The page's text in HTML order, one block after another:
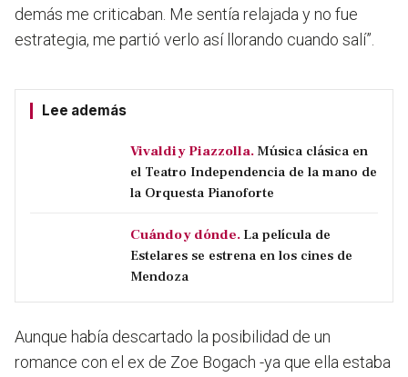
demás me criticaban. Me sentía relajada y no fue
estrategia, me partió verlo así llorando cuando salí”.
Lee además
Vivaldi y Piazzolla. Música clásica en
el Teatro Independencia de la mano de
la Orquesta Pianoforte
Cuándo y dónde. La película de
Estelares se estrena en los cines de
Mendoza
Aunque había descartado la posibilidad de un
romance con el ex de Zoe Bogach -ya que ella estaba